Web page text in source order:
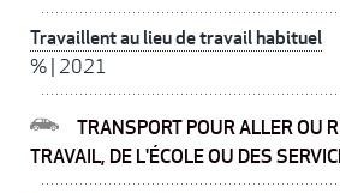
Travaillent au lieu de travail habituel
% 2021
TRANSPORT POUR ALLER OU
TRAVAIL, DE L'ÉCOLE OU DES